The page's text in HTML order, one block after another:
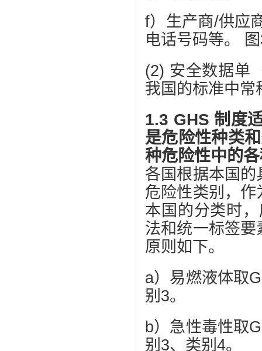
f）生产商/供应
电话号码等。
(2) 安全数据单
我国的标准中常
1.3 GHS 制度
是危险性种类
种危险性中的
各国根据本国
危险性类别，
本国的分类时
法和统一标签
原则如下。
a）易燃液体取
别3。
b）急性毒性取
别3、类别4。